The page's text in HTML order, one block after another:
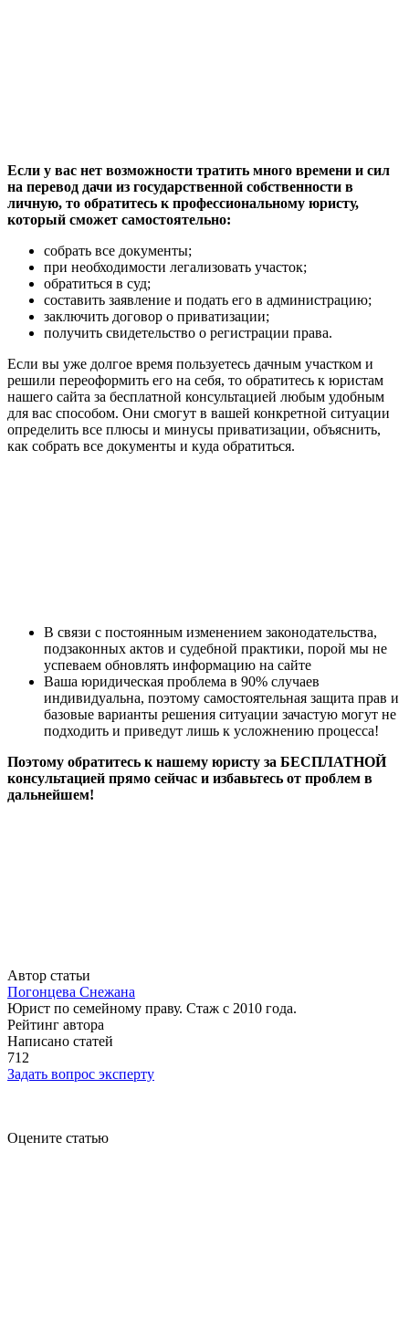
Если у вас нет возможности тратить много времени и сил
на перевод дачи из государственной собственности в
личную, то обратитесь к профессиональному юристу,
который сможет самостоятельно:
собрать все документы;
при необходимости легализовать участок;
обратиться в суд;
составить заявление и подать его в администрацию;
заключить договор о приватизации;
получить свидетельство о регистрации права.
Если вы уже долгое время пользуетесь дачным участком и
решили переоформить его на себя, то обратитесь к юристам
нашего сайта за бесплатной консультацией любым удобным
для вас способом. Они смогут в вашей конкретной ситуации
определить все плюсы и минусы приватизации, объяснить,
как собрать все документы и куда обратиться.
В связи с постоянным изменением законодательства,
подзаконных актов и судебной практики, порой мы не
успеваем обновлять информацию на сайте
Ваша юридическая проблема в 90% случаев
индивидуальна, поэтому самостоятельная защита прав и
базовые варианты решения ситуации зачастую могут не
подходить и приведут лишь к усложнению процесса!
Поэтому обратитесь к нашему юристу за БЕСПЛАТНОЙ
консультацией прямо сейчас и избавьтесь от проблем в
дальнейшем!
Автор статьи
Погонцева Снежана
Юрист по семейному праву. Стаж с 2010 года.
Рейтинг автора
Написано статей
712
Задать вопрос эксперту
Оцените статью